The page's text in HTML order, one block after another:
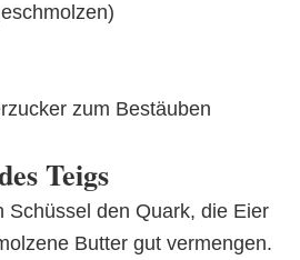
zum Bestäuben
Teigs
Schüssel den Quark, die Eier
Butter gut vermengen.